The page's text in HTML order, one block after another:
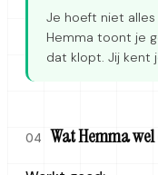
Je hoeft niet
Hemma toont je
dat klopt. Jij kent
04 Wat Hemma